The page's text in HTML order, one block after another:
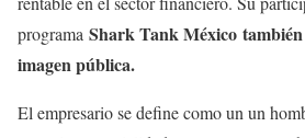
programa Shark Tank México
imagen pública.
El empresario se define como un un